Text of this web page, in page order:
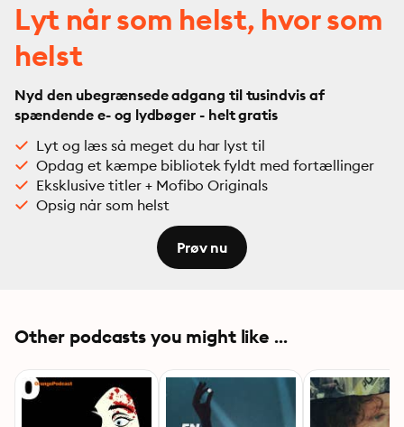
Lyt når som helst, hvor som
helst
Nyd den ubegrænsede adgang til tusindvis af
spændende e- og lydbøger - helt gratis
Lyt og læs så meget du har lyst til
Opdag et kæmpe bibliotek fyldt med fortællinger
Eksklusive titler + Mofibo Originals
Opsig når som helst
Prøv nu
Other podcasts you might like ...